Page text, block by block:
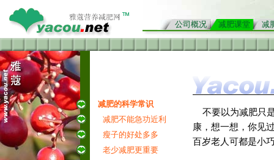
公司概况 减肥课堂 减
减肥的科学常识
减肥不能急功近利
瘦子的好处多多
老少减肥更重要
不要以为减肥只
康，想一想，你见
百岁老人可都是小